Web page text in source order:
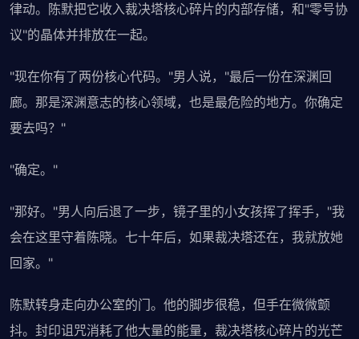
律动。陈默把它收入裁决塔核心碎片的内部存储，和"零号协
议"的晶体并排放在一起。
"现在你有了两份核心代码。"男人说，"最后一份在深渊回
廊。那是深渊意志的核心领域，也是最危险的地方。你确定
要去吗？"
"确定。"
"那好。"男人向后退了一步，镜子里的小女孩挥了挥手，"我
会在这里守着陈晓。七十年后，如果裁决塔还在，我就放她
回家。"
陈默转身走向办公室的门。他的脚步很稳，但手在微微颤
抖。封印诅咒消耗了他大量的能量，裁决塔核心碎片的光芒